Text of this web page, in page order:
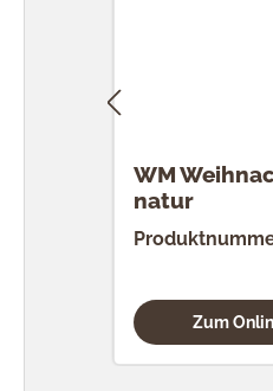
WM
natur
Zum